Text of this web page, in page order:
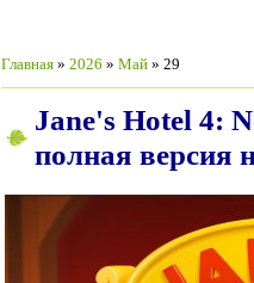
Главная » 2026 » Май » 29
Jane's Hotel 4:
полная версия